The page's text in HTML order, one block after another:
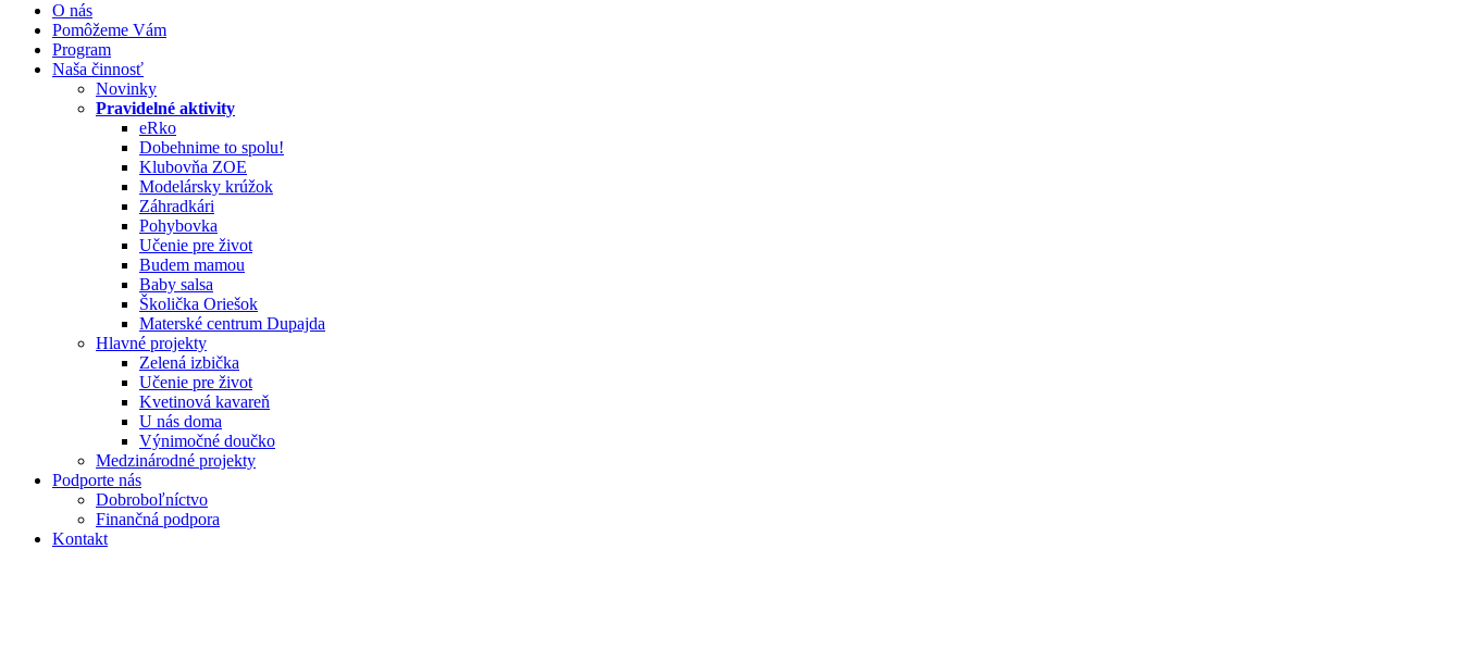
O nás
Pomôžeme Vám
Program
Naša činnosť
Novinky
Pravidelné aktivity
eRko
Dobehnime to spolu!
Klubovňa ZOE
Modelársky krúžok
Záhradkári
Pohybovka
Učenie pre život
Budem mamou
Baby salsa
Školička Oriešok
Materské centrum Dupajda
Hlavné projekty
Zelená izbička
Učenie pre život
Kvetinová kavareň
U nás doma
Výnimočné doučko
Medzinárodné projekty
Podporte nás
Dobroboľníctvo
Finančná podpora
Kontakt